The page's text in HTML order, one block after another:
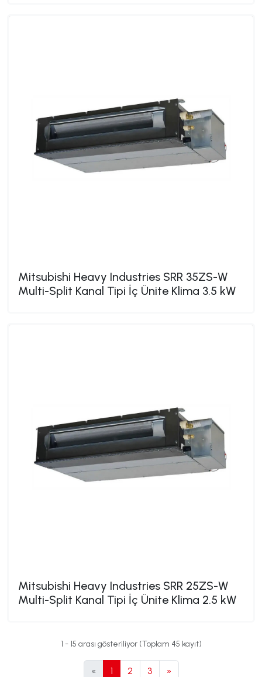
Mitsubishi Heavy Industries SRR 35ZS-W
Multi-Split Kanal Tipi İç Ünite Klima 3.5 kW
Mitsubishi Heavy Industries SRR 25ZS-W
Multi-Split Kanal Tipi İç Ünite Klima 2.5 kW
1 - 15 arası gösteriliyor (Toplam 45 kayıt)
« 1 2 3 »